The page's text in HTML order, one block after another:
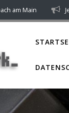
am Main